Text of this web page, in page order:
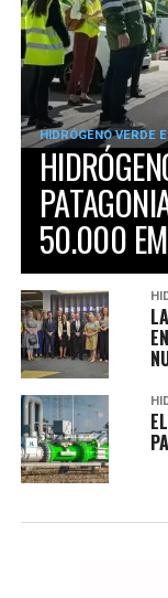
HIDRÓGENO VERDE
50.000